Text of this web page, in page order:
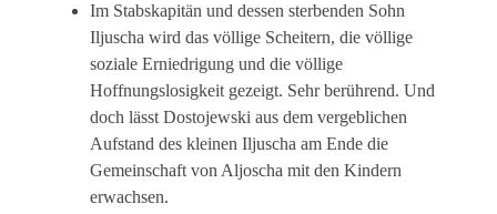
Im Stabskapitän und dessen sterbenden Sohn
Iljuscha wird das völlige Scheitern, die völlige
soziale Erniedrigung und die völlige
Hoffnungslosigkeit gezeigt. Sehr berührend. Und
doch lässt Dostojewski aus dem vergeblichen
Aufstand des kleinen Iljuscha am Ende die
Gemeinschaft von Aljoscha mit den Kindern
erwachsen.